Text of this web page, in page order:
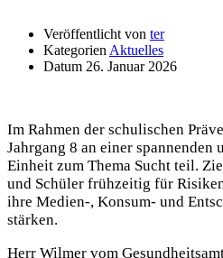
Veröffentlicht von ter
Kategorien Aktuelles
Datum 26. Januar 2026
Im Rahmen der schulischen
Jahrgang 8 an einer spannenden
Einheit zum Thema Sucht teil.
und Schüler frühzeitig für
ihre Medien-, Konsum- und
stärken.
Herr Wilmer vom